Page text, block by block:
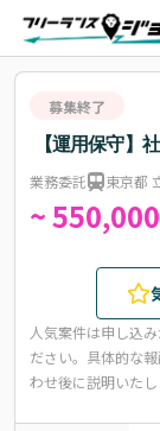
募集終了
【運用保守】
業務委託 東京都
~ 550,000
人気案件は申し込
ださい。 具体的な
わせ後に説明いたし